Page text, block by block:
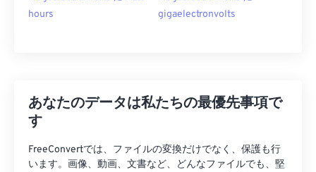
hours
gigaelectronvolts
あなたのデータは私たちの最優先事項で
す
FreeConvertでは、ファイルの変換だけでなく、保護も行
います。画像、動画、文書など、どんなファイルでも、堅